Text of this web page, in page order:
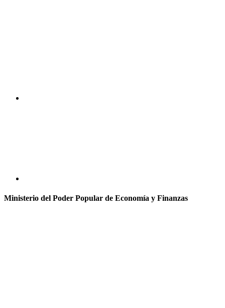
Ministerio del Poder Popular de Economía y Finanzas